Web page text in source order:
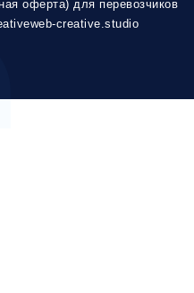
оферта) для перевозчиков
web-creative.studio